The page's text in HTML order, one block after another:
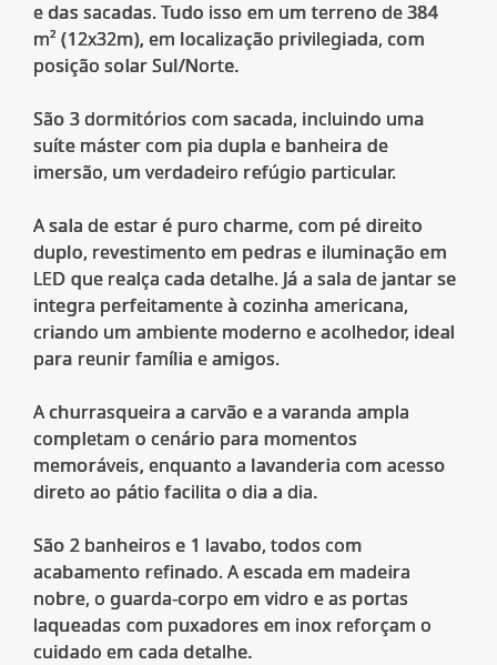
e das sacadas. Tudo isso em um terreno de 384
m² (12x32m), em localização privilegiada, com
posição solar Sul/Norte.
São 3 dormitórios com sacada, incluindo uma
suíte máster com pia dupla e banheira de
imersão, um verdadeiro refúgio particular.
A sala de estar é puro charme, com pé direito
duplo, revestimento em pedras e iluminação em
LED que realça cada detalhe. Já a sala de jantar se
integra perfeitamente à cozinha americana,
criando um ambiente moderno e acolhedor, ideal
para reunir família e amigos.
A churrasqueira a carvão e a varanda ampla
completam o cenário para momentos
memoráveis, enquanto a lavanderia com acesso
direto ao pátio facilita o dia a dia.
São 2 banheiros e 1 lavabo, todos com
acabamento refinado. A escada em madeira
nobre, o guarda-corpo em vidro e as portas
laqueadas com puxadores em inox reforçam o
cuidado em cada detalhe.